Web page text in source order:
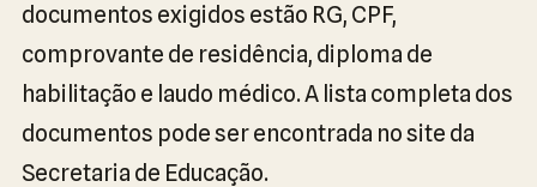
documentos exigidos estão RG, CPF,
comprovante de residência, diploma de
habilitação e laudo médico. A lista completa dos
documentos pode ser encontrada no site da
Secretaria de Educação.